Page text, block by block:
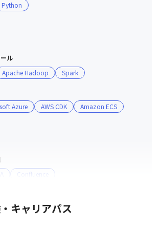
ラ/データ分析基盤に深い知見を持つプ
ャー（Director of Engineeringと兼
オフィスに勤務している3名の
オフィスに勤務している1名のSRE（他
ームを組んでいます（2024年11月時
本語話者なのでチーム内コミュニケーシ
心ですが、チーム内には英語が得意なメ
ることがあります
ィングをする場合は北米西海岸の午後、
することが多いです
ーランドのオフィスに所属するdotData
月時点｠）と必要に応じて議論をしな
います
Python
ル
Apache Hadoop Spark
Azure AWS CDK Amazon ECS
Confluence
ツール
キャリアパス